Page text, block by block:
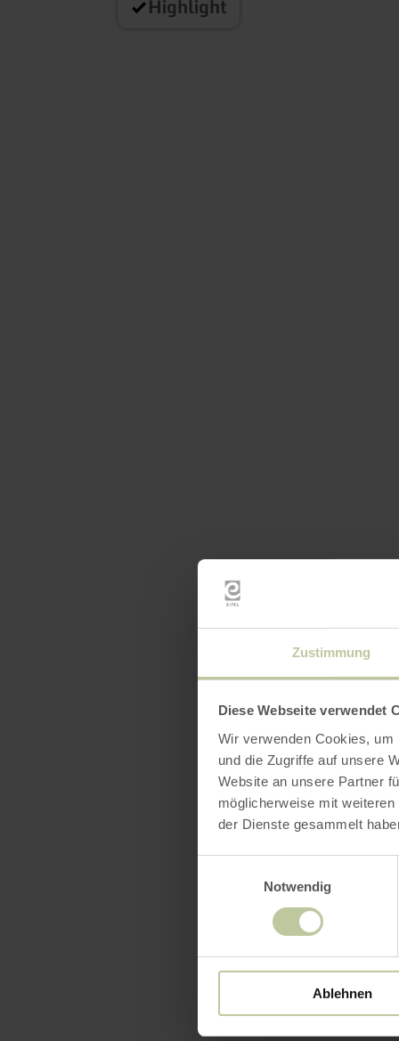
Zustimmung
Diese Webseite verwendet
Wir verwenden Cookies,
und die Zugriffe auf unsere
Website an unsere Partner
möglicherweise mit
der Dienste gesammelt
Notwendig
Ablehnen
Highlight